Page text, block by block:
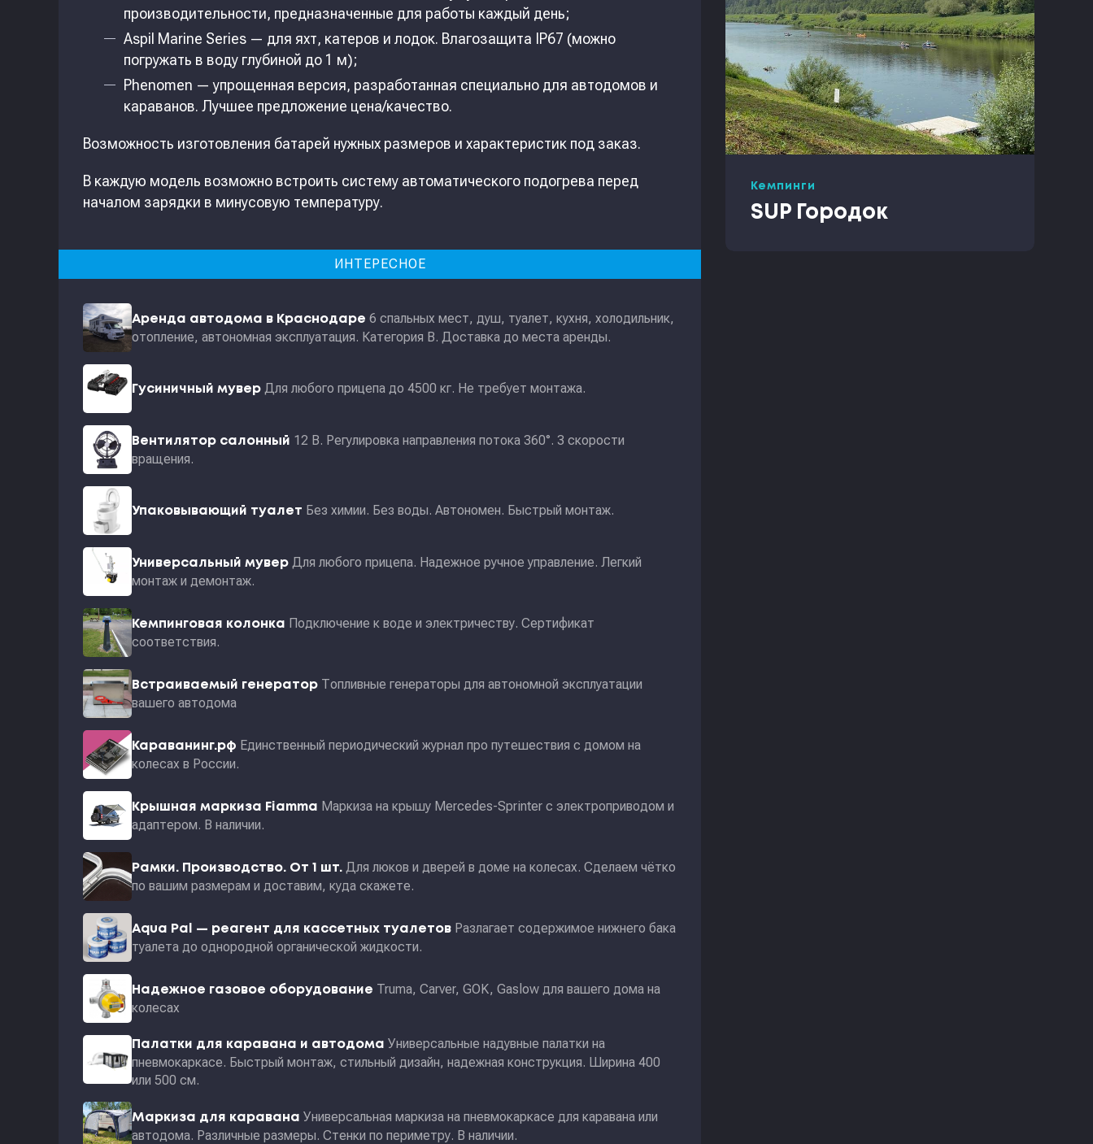
производительности, предназначенные для работы каждый день;
Aspil Marine Series — для яхт, катеров и лодок. Влагозащита IP67 (можно
погружать в воду глубиной до 1 м);
Phenomen — упрощенная версия, разработанная специально для автодомов и
караванов. Лучшее предложение цена/качество.
Возможность изготовления батарей нужных размеров и характеристик под заказ.
В каждую модель возможно встроить систему автоматического подогрева перед
началом зарядки в минусовую температуру.
ИНТЕРЕСНОЕ
Аренда автодома в Краснодаре 6 спальных мест, душ, туалет, кухня, холодильник,
отопление, автономная эксплуатация. Категория В. Доставка до места аренды.
Гусиничный мувер Для любого прицепа до 4500 кг. Не требует монтажа.
Вентилятор салонный 12 В. Регулировка направления потока 360°. 3 скорости
вращения.
Упаковывающий туалет Без химии. Без воды. Автономен. Быстрый монтаж.
Универсальный мувер Для любого прицепа. Надежное ручное управление. Легкий
монтаж и демонтаж.
Кемпинговая колонка Подключение к воде и электричеству. Сертификат
соответствия.
Встраиваемый генератор Топливные генераторы для автономной эксплуатации
вашего автодома
Караванинг.рф Единственный периодический журнал про путешествия с домом на
колесах в России.
Крышная маркиза Fiamma Маркиза на крышу Mercedes-Sprinter с электроприводом и
адаптером. В наличии.
Рамки. Производство. От 1 шт. Для люков и дверей в доме на колесах. Сделаем чётко
по вашим размерам и доставим, куда скажете.
Aqua Pal — pеагент для кассетных туалетов Разлагает содержимое нижнего бака
туалета до однородной органической жидкости.
Надежное газовое оборудование Truma, Carver, GOK, Gaslow для вашего дома на
колесах
Палатки для каравана и автодома Универсальные надувные палатки на
пневмокаркасе. Быстрый монтаж, стильный дизайн, надежная конструкция. Ширина 400
или 500 см.
Маркиза для каравана Универсальная маркиза на пневмокаркасе для каравана или
автодома. Различные размеры. Стенки по периметру. В наличии.
Кемпинги
SUP Городок